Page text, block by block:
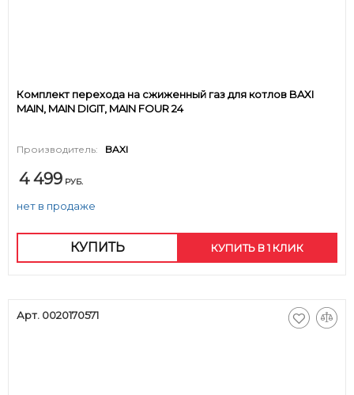
Комплект перехода на сжиженный газ для котлов BAXI
MAIN, MAIN DIGIT, MAIN FOUR 24
Производитель: BAXI
4 499 РУБ.
нет в продаже
КУПИТЬ КУПИТЬ В 1 КЛИК
Арт. 0020170571